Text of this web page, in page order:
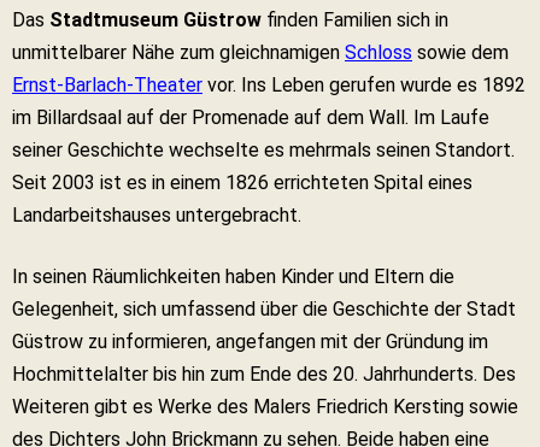
Das Stadtmuseum Güstrow finden Familien sich in
unmittelbarer Nähe zum gleichnamigen Schloss sowie dem
Ernst-Barlach-Theater vor. Ins Leben gerufen wurde es 1892
im Billardsaal auf der Promenade auf dem Wall. Im Laufe
seiner Geschichte wechselte es mehrmals seinen Standort.
Seit 2003 ist es in einem 1826 errichteten Spital eines
Landarbeitshauses untergebracht.
In seinen Räumlichkeiten haben Kinder und Eltern die
Gelegenheit, sich umfassend über die Geschichte der Stadt
Güstrow zu informieren, angefangen mit der Gründung im
Hochmittelalter bis hin zum Ende des 20. Jahrhunderts. Des
Weiteren gibt es Werke des Malers Friedrich Kersting sowie
des Dichters John Brickmann zu sehen. Beide haben eine